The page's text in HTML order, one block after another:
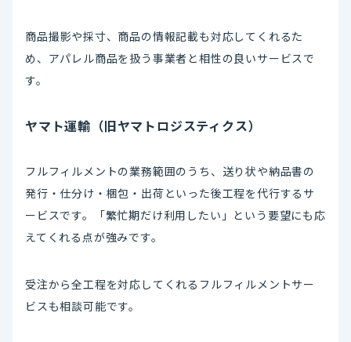
商品撮影や採寸、商品の情報記載も対応してくれるた
め、アパレル商品を扱う事業者と相性の良いサービスで
す。
ヤマト運輸（旧ヤマトロジスティクス）
フルフィルメントの業務範囲のうち、送り状や納品書の
発行・仕分け・梱包・出荷といった後工程を代行するサ
ービスです。「繁忙期だけ利用したい」という要望にも応
えてくれる点が強みです。
受注から全工程を対応してくれるフルフィルメントサー
ビスも相談可能です。